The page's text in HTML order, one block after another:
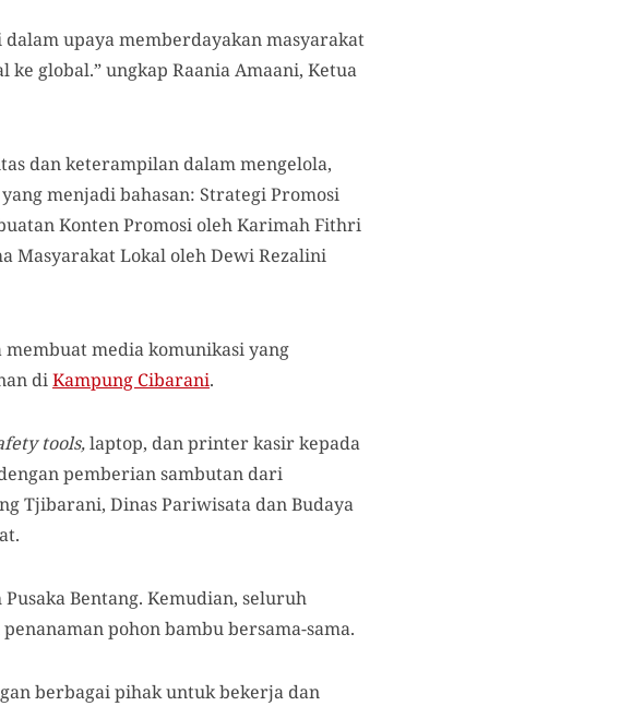
upaya memberdayakan masyarakat
ke global.”ungkap Raania Amaani, Ketua
dan keterampilan dalam mengelola,
menjadi bahasan: Strategi Promosi
Konten Promosi oleh Karimah Fithri
Masyarakat Lokal oleh Dewi Rezalini
media komunikasi yang
diKampung Cibarani.
tools,laptop, dan printer kasir kepada
pemberian sambutan dari
Tjibarani, Dinas Pariwisata dan Budaya
Bentang. Kemudian, seluruh
pohon bambu bersama-sama.
berbagai pihak untuk bekerja dan